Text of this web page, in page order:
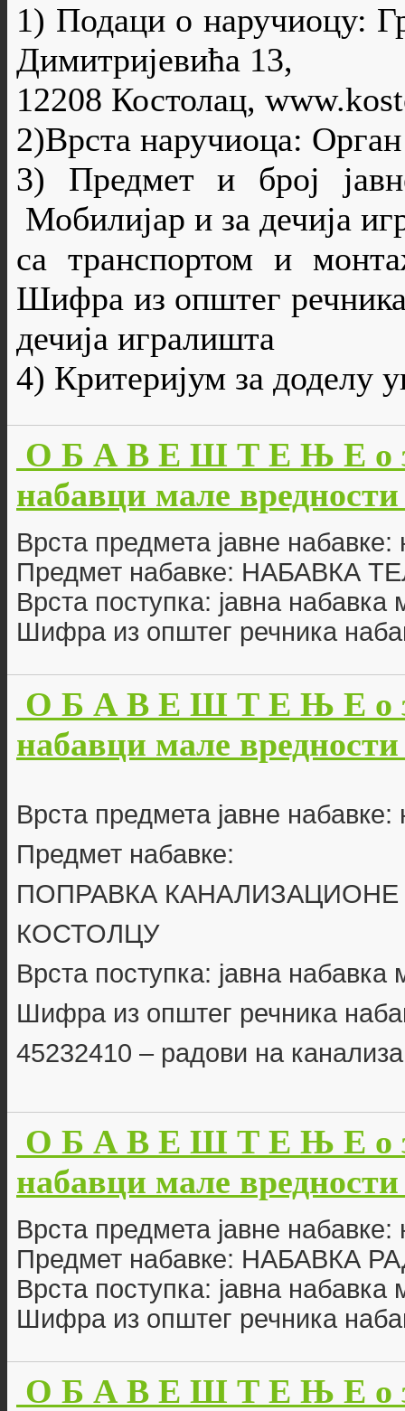
1) Подаци о наручиоцу:
Димитријевића 13,
12208 Костолац,
2)Врста наручиоца:
3) Предмет и број
Мобилијар и за дечија
са транспортом и
Шифра из општег
дечија игралишта
4) Критеријум за доделу
О Б А В Е Ш Т Е Њ Е о
набавци мале
Врста предмета јавне набавке:
Предмет набавке: НАБАВКА
Врста поступка: јавна набавка
Шифра из општег речника
О Б А В Е Ш Т Е Њ Е о
набавци мале
Врста предмета јавне
Предмет набавке:
ПОПРАВКА
КОСТОЛЦУ
Врста поступка: јавна набавка
Шифра из општег речника
45232410 – радови на
О Б А В Е Ш Т Е Њ Е о
набавци мале
Врста предмета јавне набавке:
Предмет набавке: НАБАВКА
Врста поступка: јавна
Шифра из општег речника
О Б А В Е Ш Т Е Њ Е о